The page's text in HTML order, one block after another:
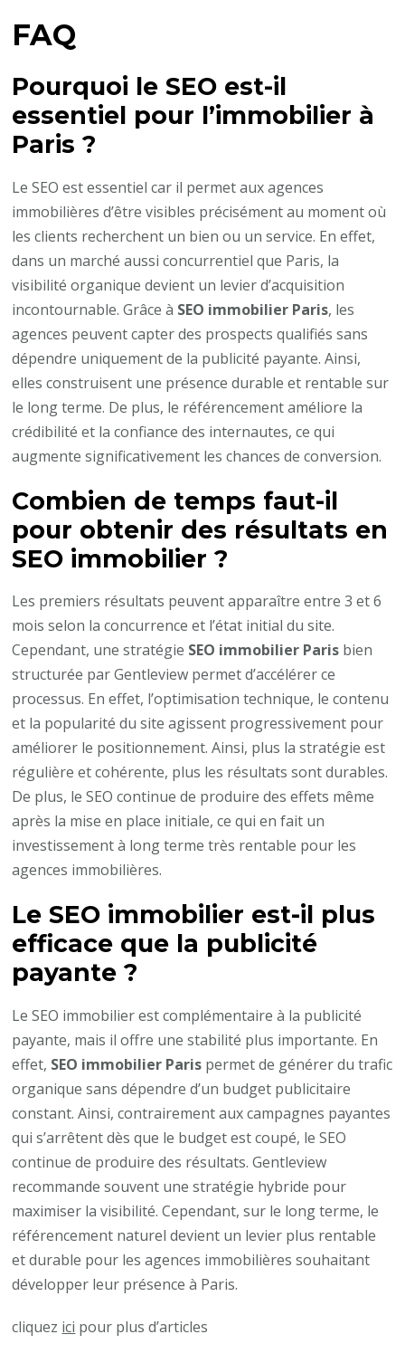
FAQ
Pourquoi le SEO est-il
essentiel pour l’immobilier à
Paris ?
Le SEO est essentiel car il permet aux agences
immobilières d’être visibles précisément au moment où
les clients recherchent un bien ou un service. En effet,
dans un marché aussi concurrentiel que Paris, la
visibilité organique devient un levier d’acquisition
incontournable. Grâce à SEO immobilier Paris, les
agences peuvent capter des prospects qualifiés sans
dépendre uniquement de la publicité payante. Ainsi,
elles construisent une présence durable et rentable sur
le long terme. De plus, le référencement améliore la
crédibilité et la confiance des internautes, ce qui
augmente significativement les chances de conversion.
Combien de temps faut-il
pour obtenir des résultats en
SEO immobilier ?
Les premiers résultats peuvent apparaître entre 3 et 6
mois selon la concurrence et l’état initial du site.
Cependant, une stratégie SEO immobilier Paris bien
structurée par Gentleview permet d’accélérer ce
processus. En effet, l’optimisation technique, le contenu
et la popularité du site agissent progressivement pour
améliorer le positionnement. Ainsi, plus la stratégie est
régulière et cohérente, plus les résultats sont durables.
De plus, le SEO continue de produire des effets même
après la mise en place initiale, ce qui en fait un
investissement à long terme très rentable pour les
agences immobilières.
Le SEO immobilier est-il plus
efficace que la publicité
payante ?
Le SEO immobilier est complémentaire à la publicité
payante, mais il offre une stabilité plus importante. En
effet, SEO immobilier Paris permet de générer du trafic
organique sans dépendre d’un budget publicitaire
constant. Ainsi, contrairement aux campagnes payantes
qui s’arrêtent dès que le budget est coupé, le SEO
continue de produire des résultats. Gentleview
recommande souvent une stratégie hybride pour
maximiser la visibilité. Cependant, sur le long terme, le
référencement naturel devient un levier plus rentable
et durable pour les agences immobilières souhaitant
développer leur présence à Paris.
cliquez ici pour plus d’articles